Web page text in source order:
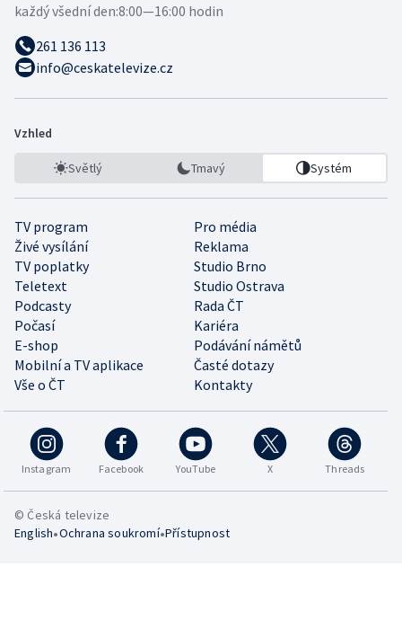
každý všední den:8:00—16:00 hodin
261 136 113
info@ceskatelevize.cz
Vzhled
Světlý Tmavý Systém
TV program
Pro média
Živé vysílání
Reklama
TV poplatky
Studio Brno
Teletext
Studio Ostrava
Podcasty
Rada ČT
Počasí
Kariéra
E-shop
Podávání námětů
Mobilní a TV aplikace
Časté dotazy
Vše o ČT
Kontakty
Instagram Facebook YouTube X Threads
© Česká televize
English•Ochrana soukromí•Přístupnost